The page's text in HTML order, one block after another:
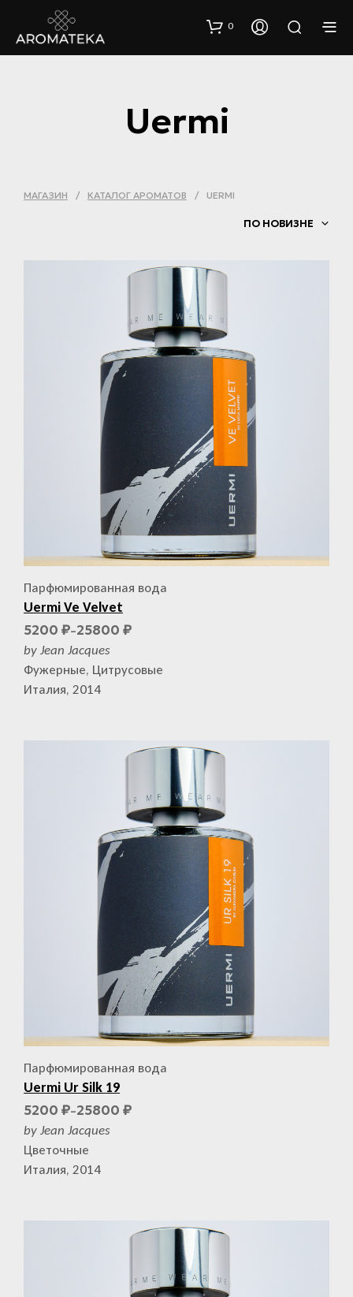
0
Uermi
МАГАЗИН / КАТАЛОГ АРОМАТОВ / UERMI
ПО НОВИЗНЕ
Парфюмированная вода
Uermi Ve Velvet
5200 ₽–25800 ₽
by Jean Jacques
Фужерные, Цитрусовые
Италия, 2014
Парфюмированная вода
Uermi Ur Silk 19
5200 ₽–25800 ₽
by Jean Jacques
Цветочные
Италия, 2014